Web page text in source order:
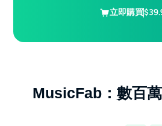
立即購買
MusicFab：數百